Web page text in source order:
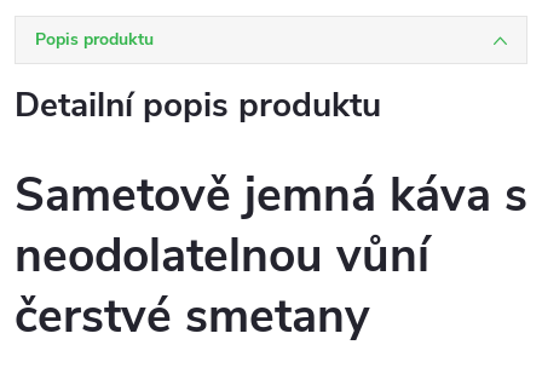
Popis produktu
Detailní popis produktu
Sametově jemná káva s
neodolatelnou vůní
čerstvé smetany